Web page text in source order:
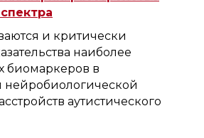
и критически
наиболее
биомаркеров в
нейробиологической
аутистического